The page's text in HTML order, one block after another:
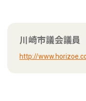
川崎市議会議
http://